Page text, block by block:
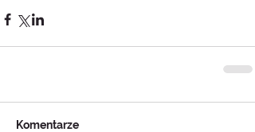
Komentarze